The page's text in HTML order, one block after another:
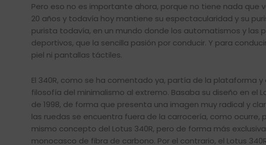
Pero eso no es importante ahora, porque no tiene nada que
20 años y todavía hoy mantiene su espectacularidad y su
purista todavía, en un mundo donde los automatismos y las
deportivos, que la sencilla pasión por conducir. Y para
piel ni pantallas táctiles.
El 340R, como se ha comentado ya, partía de la plataforma
filosofía del minimalismo al extremo. Basaba su diseño en el
de 1998, de forma que presenta una imagen muy radical y
las ruedas se encuentra fuera de la carrocería, como ocurre,
mismo concepto del Lotus 340R, pero de forma más
monocasco de fibra de carbono. Por el contrario, el Lotus